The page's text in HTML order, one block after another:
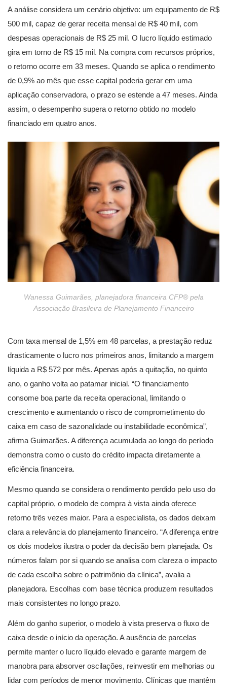
A análise considera um cenário objetivo: um equipamento de R$
500 mil, capaz de gerar receita mensal de R$ 40 mil, com
despesas operacionais de R$ 25 mil. O lucro líquido estimado
gira em torno de R$ 15 mil. Na compra com recursos próprios,
o retorno ocorre em 33 meses. Quando se aplica o rendimento
de 0,9% ao mês que esse capital poderia gerar em uma
aplicação conservadora, o prazo se estende a 47 meses. Ainda
assim, o desempenho supera o retorno obtido no modelo
financiado em quatro anos.
Wanessa Guimarães, planejadora financeira CFP® pela
Associação Brasileira de Planejamento Financeiro
Com taxa mensal de 1,5% em 48 parcelas, a prestação reduz
drasticamente o lucro nos primeiros anos, limitando a margem
líquida a R$ 572 por mês. Apenas após a quitação, no quinto
ano, o ganho volta ao patamar inicial. “O financiamento
consome boa parte da receita operacional, limitando o
crescimento e aumentando o risco de comprometimento do
caixa em caso de sazonalidade ou instabilidade econômica”,
afirma Guimarães. A diferença acumulada ao longo do período
demonstra como o custo do crédito impacta diretamente a
eficiência financeira.
Mesmo quando se considera o rendimento perdido pelo uso do
capital próprio, o modelo de compra à vista ainda oferece
retorno três vezes maior. Para a especialista, os dados deixam
clara a relevância do planejamento financeiro. “A diferença entre
os dois modelos ilustra o poder da decisão bem planejada. Os
números falam por si quando se analisa com clareza o impacto
de cada escolha sobre o patrimônio da clínica”, avalia a
planejadora. Escolhas com base técnica produzem resultados
mais consistentes no longo prazo.
Além do ganho superior, o modelo à vista preserva o fluxo de
caixa desde o início da operação. A ausência de parcelas
permite manter o lucro líquido elevado e garante margem de
manobra para absorver oscilações, reinvestir em melhorias ou
lidar com períodos de menor movimento. Clínicas que mantêm